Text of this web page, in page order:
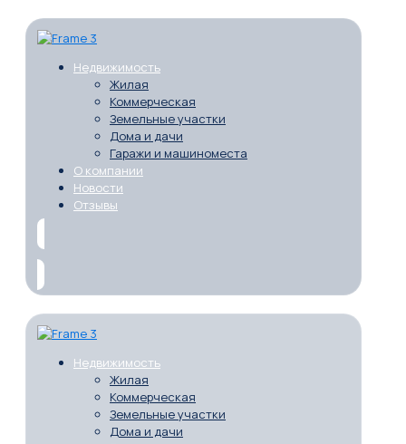
Недвижимость
Жилая
Коммерческая
Земельные участки
Дома и дачи
Гаражи и машиноместа
О компании
Новости
Отзывы
Недвижимость
Жилая
Коммерческая
Земельные участки
Дома и дачи